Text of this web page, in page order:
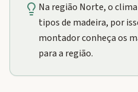
Na região Norte, o
tipos de madeira, por
montador conheça os
para a região.